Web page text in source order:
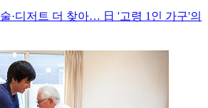
·디저트 더 찾아… 日 '고령 1인 가구'의